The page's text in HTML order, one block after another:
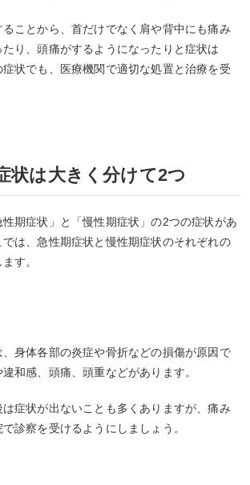
ことから、首だけでなく肩や背中にも痛み
り、頭痛がするようになったりと症状は
状でも、医療機関で適切な処置と治療を受
状は大きく分けて2つ
期症状」と「慢性期症状」の2つの症状があ
は、急性期症状と慢性期症状のそれぞれの
す。
、身体各部の炎症や骨折などの損傷が原因で
和感、頭痛、頭重などがあります。
症状が出ないことも多くありますが、痛み
診察を受けるようにしましょう。